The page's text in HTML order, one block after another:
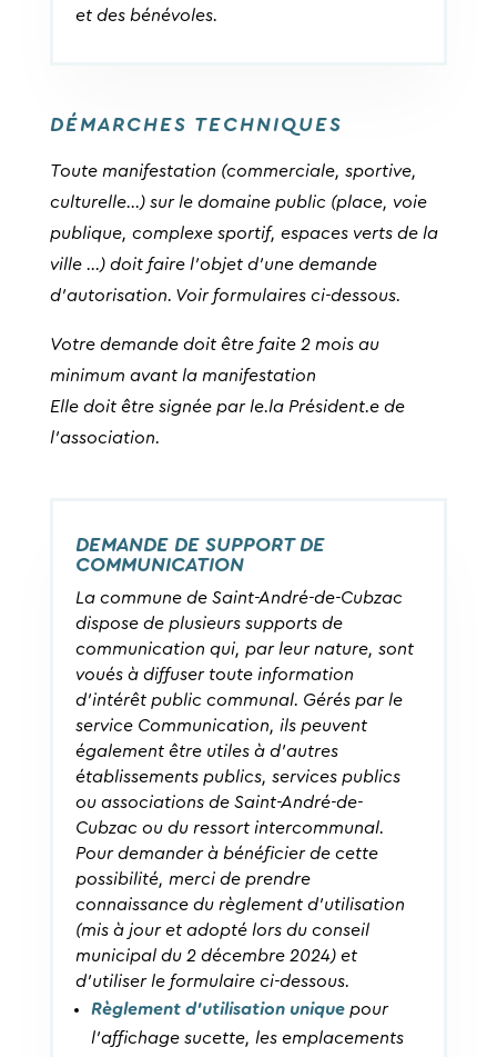
et des bénévoles.
DÉMARCHES TECHNIQUES
Toute manifestation (commerciale, sportive,
culturelle…) sur le domaine public (place, voie
publique, complexe sportif, espaces verts de la
ville …) doit faire l’objet d’une demande
d’autorisation. Voir formulaires ci-dessous.
Votre demande doit être faite 2 mois au
minimum avant la manifestation
Elle doit être signée par le.la Président.e de
l’association.
DEMANDE DE SUPPORT DE
COMMUNICATION
La commune de Saint-André-de-Cubzac
dispose de plusieurs supports de
communication qui, par leur nature, sont
voués à diffuser toute information
d’intérêt public communal. Gérés par le
service Communication, ils peuvent
également être utiles à d’autres
établissements publics, services publics
ou associations de Saint-André-de-
Cubzac ou du ressort intercommunal.
Pour demander à bénéficier de cette
possibilité, merci de prendre
connaissance du règlement d’utilisation
(mis à jour et adopté lors du conseil
municipal du 2 décembre 2024) et
d’utiliser le formulaire ci-dessous.
Règlement d’utilisation uniquepour
l’affichage sucette, les emplacements